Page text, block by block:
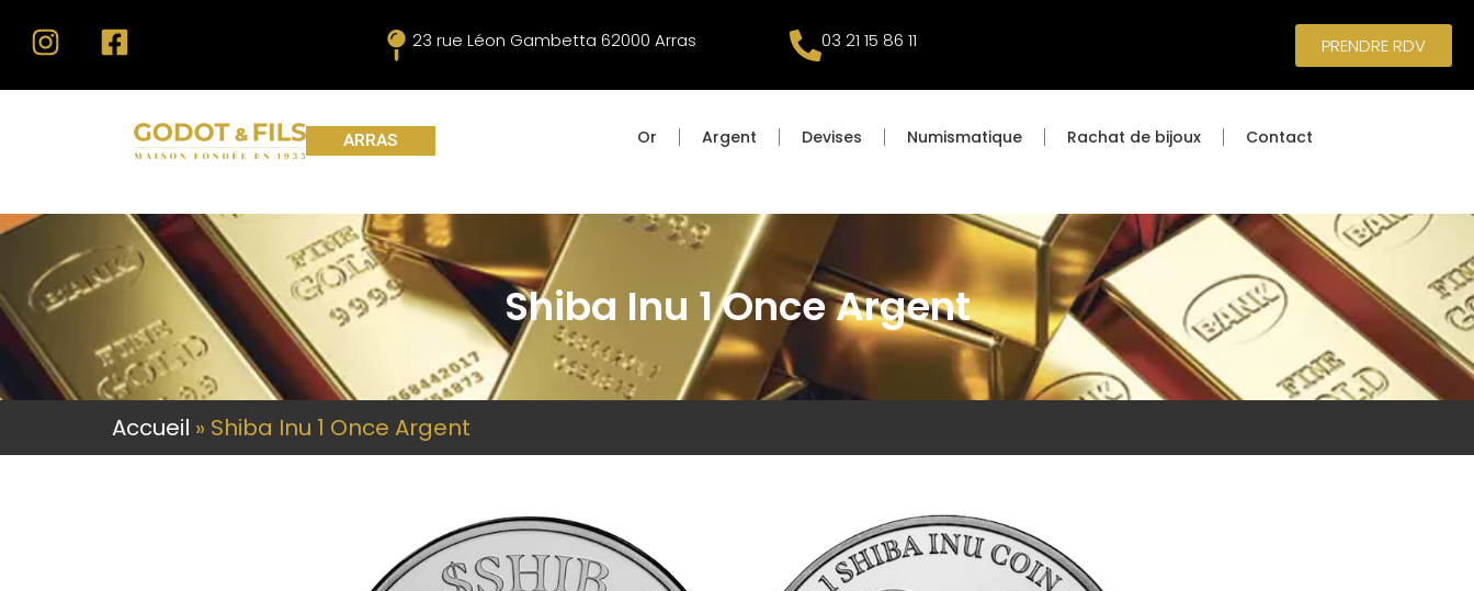
23 rue Léon Gambetta 62000 Arras 03 21 15 86 11 PRENDRE RDV
ARRAS Or Argent Devises Numismatique Rachat de bijoux Contact
Shiba Inu 1 Once Argent
Accueil » Shiba Inu 1 Once Argent